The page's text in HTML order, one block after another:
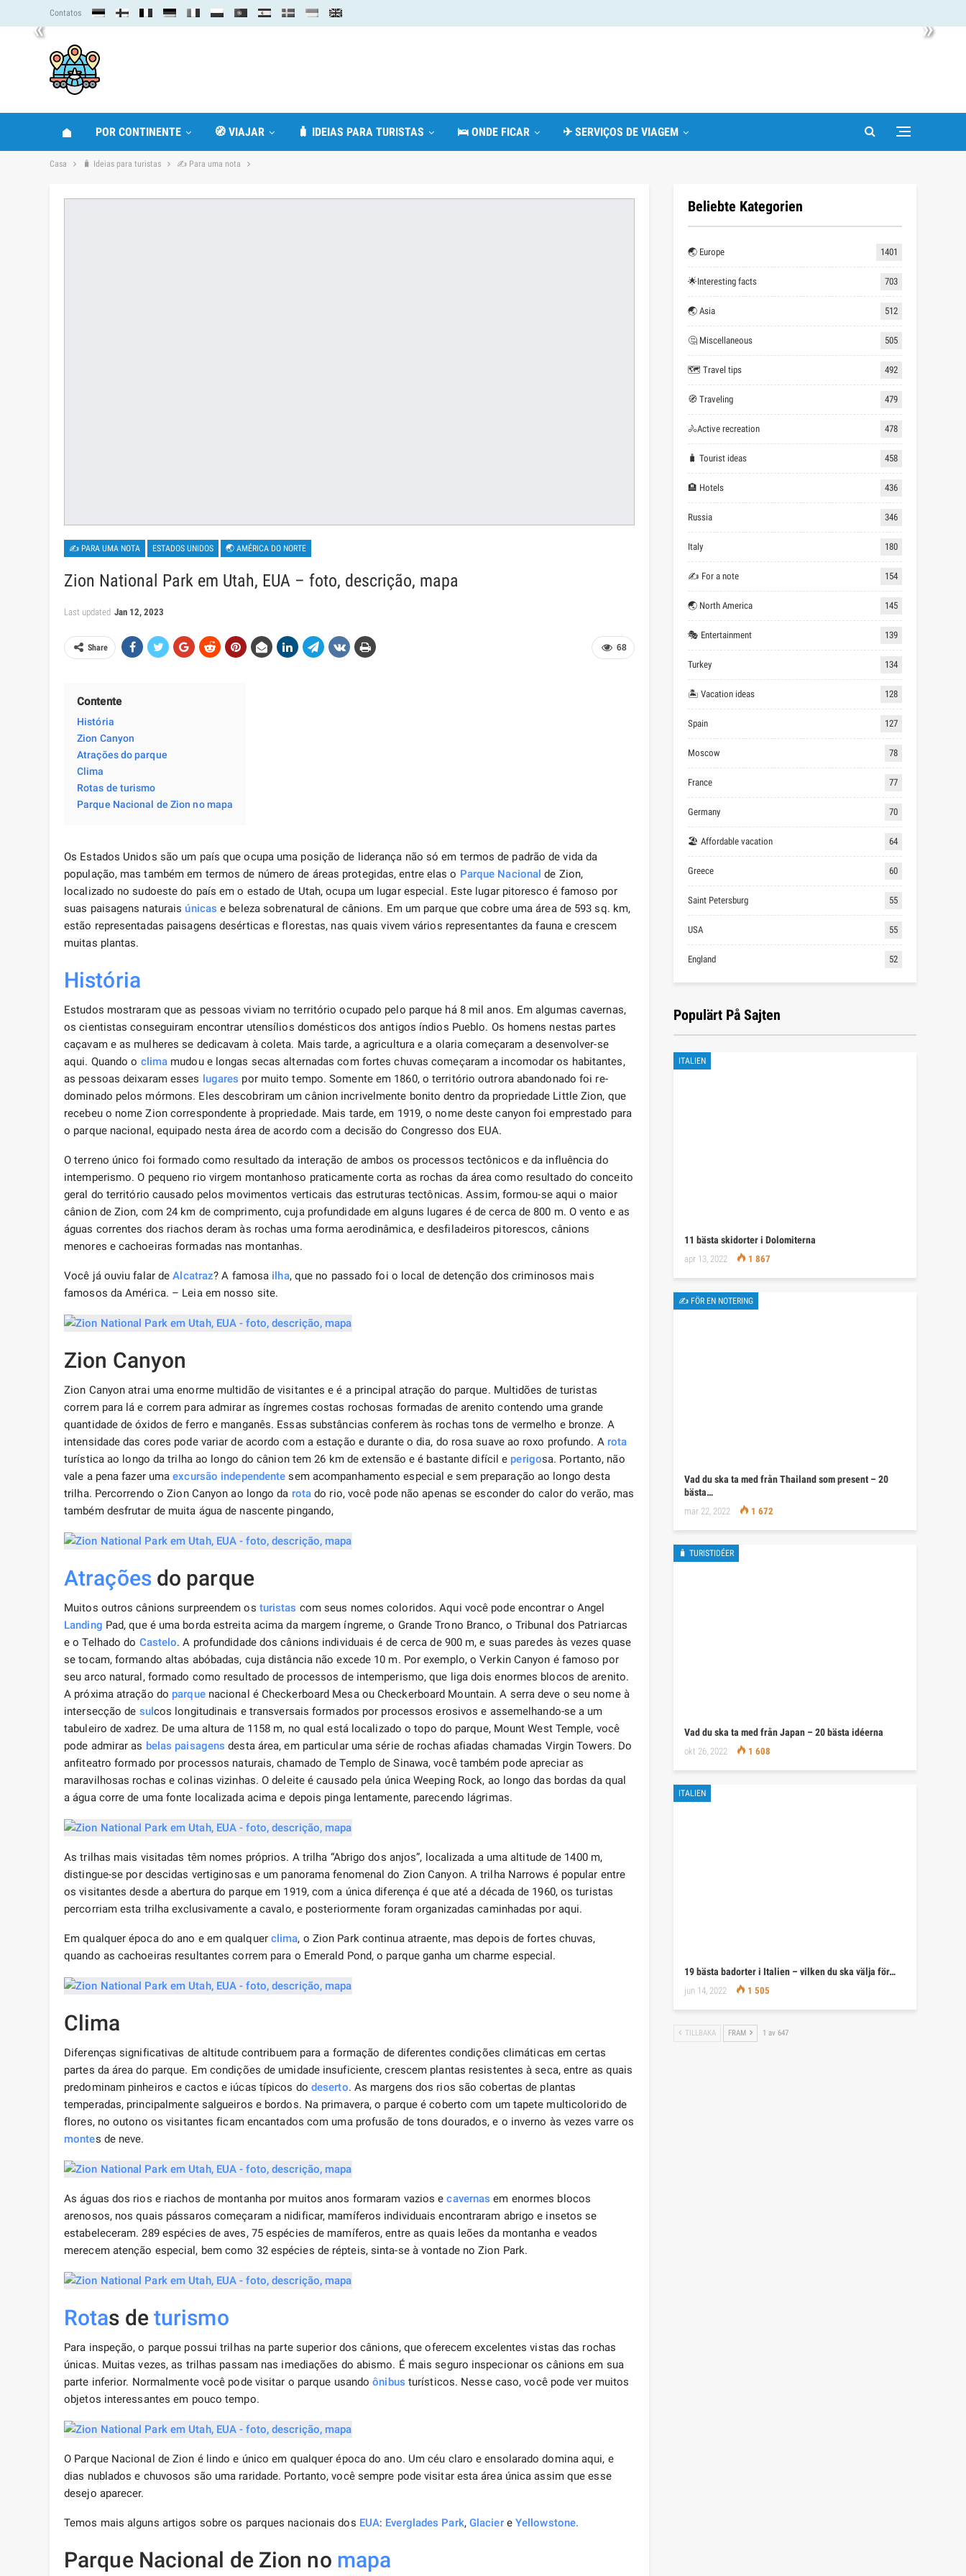
« »
Contatos
POR CONTINENTE 🧭 VIAJAR 🧳 IDEIAS PARA TURISTAS 🛌 ONDE FICAR ✈ SERVIÇOS DE VIAGEM
Casa 🧳 Ideias para turistas ✍ Para uma nota
✍ PARA UMA NOTA ESTADOS UNIDOS 🌏 AMÉRICA DO NORTE
Zion National Park em Utah, EUA – foto, descrição, mapa
Last updated Jan 12, 2023
68
Share
Contente
História
Zion Canyon
Atrações do parque
Clima
Rotas de turismo
Parque Nacional de Zion no mapa
Os Estados Unidos são um país que ocupa uma posição de liderança não só em termos de padrão de vida da
população, mas também em termos de número de áreas protegidas, entre elas o Parque Nacional de Zion,
localizado no sudoeste do país em o estado de Utah, ocupa um lugar especial. Este lugar pitoresco é famoso por
suas paisagens naturaisúnicas e beleza sobrenatural de cânions. Em um parque que cobre uma área de 593 sq. km,
estão representadas paisagens desérticas e florestas, nas quais vivem vários representantes da fauna e crescem
muitas plantas.
História
Estudos mostraram que as pessoas viviam no território ocupado pelo parque há 8 mil anos. Em algumas cavernas,
os cientistas conseguiram encontrar utensílios domésticos dos antigos índios Pueblo. Os homens nestas partes
caçavam e as mulheres se dedicavam à coleta. Mais tarde, a agricultura e a olaria começaram a desenvolver-se
aqui. Quando o clima mudou e longas secas alternadas com fortes chuvas começaram a incomodar os habitantes,
as pessoas deixaram esses lugares por muito tempo. Somente em 1860, o território outrora abandonado foi re-
dominado pelos mórmons. Eles descobriram um cânion incrivelmente bonito dentro da propriedade Little Zion, que
recebeu o nome Zion correspondente à propriedade. Mais tarde, em 1919, o nome deste canyon foi emprestado para
o parque nacional, equipado nesta área de acordo com a decisão do Congresso dos EUA.
O terreno único foi formado como resultado da interação de ambos os processos tectônicos e da influência do
intemperismo. O pequeno rio virgem montanhoso praticamente corta as rochas da área como resultado do conceito
geral do território causado pelos movimentos verticais das estruturas tectônicas. Assim, formou-se aqui o maior
cânion de Zion, com 24 km de comprimento, cuja profundidade em alguns lugares é de cerca de 800 m. O vento e as
águas correntes dos riachos deram às rochas uma forma aerodinâmica, e desfiladeiros pitorescos, cânions
menores e cachoeiras formadas nas montanhas.
Você já ouviu falar deAlcatraz? A famosa ilha, que no passado foi o local de detenção dos criminosos mais
famosos da América. – Leia em nosso site.
Zion Canyon
Zion Canyon atrai uma enorme multidão de visitantes e é a principal atração do parque. Multidões de turistas
correm para lá e correm para admirar as íngremes costas rochosas formadas de arenito contendo uma grande
quantidade de óxidos de ferro e manganês. Essas substâncias conferem às rochas tons de vermelho e bronze. A
intensidade das cores pode variar de acordo com a estação e durante o dia, do rosa suave ao roxo profundo. A rota
turística ao longo da trilha ao longo do cânion tem 26 km de extensão e é bastante difícil e perigosa. Portanto, não
vale a pena fazer umaexcursão independente sem acompanhamento especial e sem preparação ao longo desta
trilha. Percorrendo o Zion Canyon ao longo da rota do rio, você pode não apenas se esconder do calor do verão, mas
também desfrutar de muita água de nascente pingando,
Atraçõesdo parque
Muitos outros cânions surpreendem os turistas com seus nomes coloridos. Aqui você pode encontrar o Angel
Landing Pad, que é uma borda estreita acima da margem íngreme, o Grande Trono Branco, o Tribunal dos Patriarcas
e o Telhado do Castelo. A profundidade dos cânions individuais é de cerca de 900 m, e suas paredes às vezes quase
se tocam, formando altas abóbadas, cuja distância não excede 10 m. Por exemplo, o Verkin Canyon é famoso por
seu arco natural, formado como resultado de processos de intemperismo, que liga dois enormes blocos de arenito.
A próxima atração do parquenacional é Checkerboard Mesa ou Checkerboard Mountain. A serra deve o seu nome à
intersecção de sulcos longitudinais e transversais formados por processos erosivos e assemelhando-se a um
tabuleiro de xadrez. De uma altura de 1158 m, no qual está localizado o topo do parque, Mount West Temple, você
pode admirar as belas paisagens desta área, em particular uma série de rochas afiadas chamadas Virgin Towers. Do
anfiteatro formado por processos naturais, chamado de Templo de Sinawa, você também pode apreciar as
maravilhosas rochas e colinas vizinhas. O deleite é causado pela única Weeping Rock, ao longo das bordas da qual
a água corre de uma fonte localizada acima e depois pinga lentamente, parecendo lágrimas.
As trilhas mais visitadas têm nomes próprios. A trilha “Abrigo dos anjos”, localizada a uma altitude de 1400 m,
distingue-se por descidas vertiginosas e um panorama fenomenal do Zion Canyon. A trilha Narrows é popular entre
os visitantes desde a abertura do parque em 1919, com a única diferença é que até a década de 1960, os turistas
percorriam esta trilha exclusivamente a cavalo, e posteriormente foram organizadas caminhadas por aqui.
Em qualquer época do ano e em qualquer clima, o Zion Park continua atraente, mas depois de fortes chuvas,
quando as cachoeiras resultantes correm para o Emerald Pond, o parque ganha um charme especial.
Clima
Diferenças significativas de altitude contribuem para a formação de diferentes condições climáticas em certas
partes da área do parque. Em condições de umidade insuficiente, crescem plantas resistentes à seca, entre as quais
predominam pinheiros e cactos e iúcas típicos do deserto. As margens dos rios são cobertas de plantas
temperadas, principalmente salgueiros e bordos. Na primavera, o parque é coberto com um tapete multicolorido de
flores, no outono os visitantes ficam encantados com uma profusão de tons dourados, e o inverno às vezes varre os
montes de neve.
As águas dos rios e riachos de montanha por muitos anos formaram vazios ecavernas em enormes blocos
arenosos, nos quais pássaros começaram a nidificar, mamíferos individuais encontraram abrigo e insetos se
estabeleceram. 289 espécies de aves, 75 espécies de mamíferos, entre as quais leões da montanha e veados
merecem atenção especial, bem como 32 espécies de répteis, sinta-se à vontade no Zion Park.
Rotas de turismo
Para inspeção, o parque possui trilhas na parte superior dos cânions, que oferecem excelentes vistas das rochas
únicas. Muitas vezes, as trilhas passam nas imediações do abismo. É mais seguro inspecionar os cânions em sua
parte inferior. Normalmente você pode visitar o parque usandoônibus turísticos. Nesse caso, você pode ver muitos
objetos interessantes em pouco tempo.
O Parque Nacional de Zion é lindo e único em qualquer época do ano. Um céu claro e ensolarado domina aqui, e
dias nublados e chuvosos são uma raridade. Portanto, você sempre pode visitar esta área única assim que esse
desejo aparecer.
Temos mais alguns artigos sobre os parques nacionais dos EUA: Everglades Park, Glaciere Yellowstone.
Parque Nacional de Zion no mapa
Beliebte Kategorien
🌏 Europe 1401
🌟Interesting facts 703
🌏 Asia 512
🤔 Miscellaneous 505
🗺 Travel tips 492
🧭 Traveling 479
🚴Active recreation 478
🧳 Tourist ideas 458
🏨 Hotels 436
Russia 346
Italy 180
✍ For a note 154
🌏 North America 145
🎭 Entertainment 139
Turkey 134
🏝 Vacation ideas 128
Spain 127
Moscow 78
France 77
Germany 70
🏖 Affordable vacation 64
Greece 60
Saint Petersburg 55
USA 55
England 52
Populärt På Sajten
ITALIEN
11 bästa skidorter i Dolomiterna
apr 13, 2022 1 867
✍ FÖR EN NOTERING
Vad du ska ta med från Thailand som present – 20
bästa…
mar 22, 2022 1 672
🧳 TURISTIDÉER
Vad du ska ta med från Japan – 20 bästa idéerna
okt 26, 2022 1 608
ITALIEN
19 bästa badorter i Italien – vilken du ska välja för…
jun 14, 2022 1 505
TILLBAKA FRAM 1 av 647